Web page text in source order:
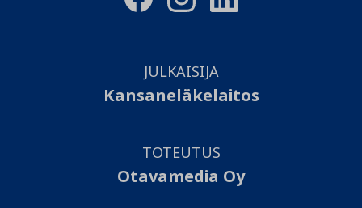
JULKAISIJA
Kansaneläkelaitos
TOTEUTUS
Otavamedia Oy